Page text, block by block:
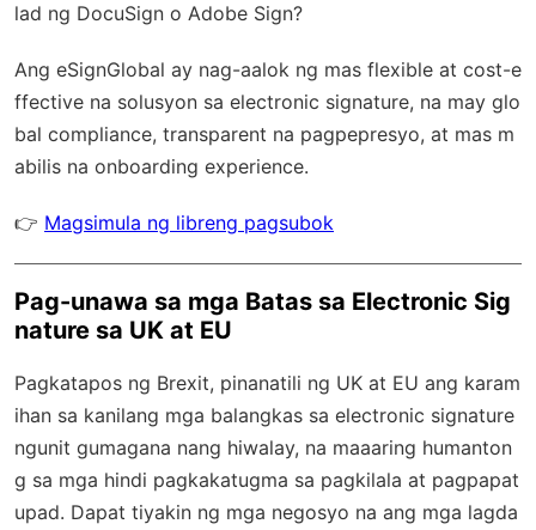
lad ng DocuSign o Adobe Sign?
Ang eSignGlobal ay nag-aalok ng mas flexible at cost-e
ffective na solusyon sa electronic signature, na may glo
bal compliance, transparent na pagpepresyo, at mas m
abilis na onboarding experience.
👉 Magsimula ng libreng pagsubok
Pag-unawa sa mga Batas sa Electronic Sig
nature sa UK at EU
Pagkatapos ng Brexit, pinanatili ng UK at EU ang karam
ihan sa kanilang mga balangkas sa electronic signature
ngunit gumagana nang hiwalay, na maaaring humanton
g sa mga hindi pagkakatugma sa pagkilala at pagpapat
upad. Dapat tiyakin ng mga negosyo na ang mga lagda